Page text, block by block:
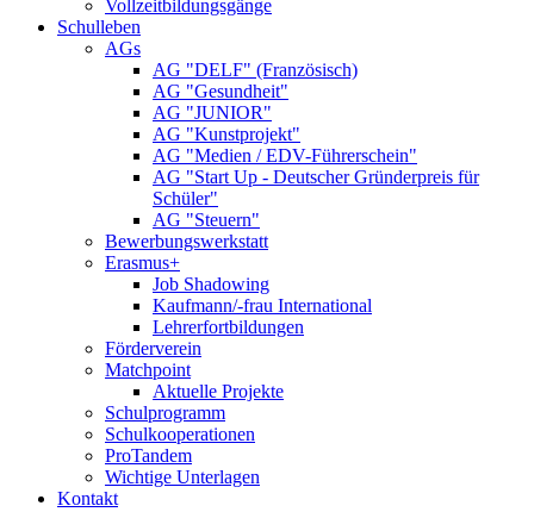
Vollzeitbildungsgänge
Schulleben
AGs
AG "DELF" (Französisch)
AG "Gesundheit"
AG "JUNIOR"
AG "Kunstprojekt"
AG "Medien / EDV-Führerschein"
AG "Start Up - Deutscher Gründerpreis für
Schüler"
AG "Steuern"
Bewerbungswerkstatt
Erasmus+
Job Shadowing
Kaufmann/-frau International
Lehrerfortbildungen
Förderverein
Matchpoint
Aktuelle Projekte
Schulprogramm
Schulkooperationen
ProTandem
Wichtige Unterlagen
Kontakt